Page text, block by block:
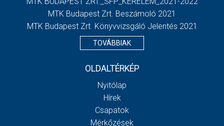
MTK Budapest Zrt. Beszámoló 2021
MTK Budapest Zrt. Könyvvizsgáló Jelentés 2021
TOVÁBBIAK
OLDALTÉRKÉP
Nyitólap
Hírek
Csapatok
Mérkőzések